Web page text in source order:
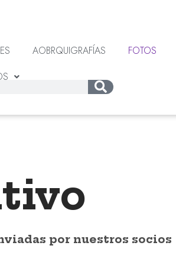
AOBRQUIGRAFÍAS FOTOS
por nuestros socios